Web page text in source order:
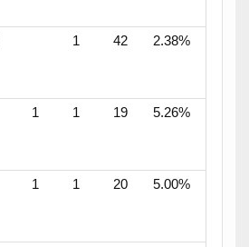
1 42 2.38%
1 1 19 5.26%
1 1 20 5.00%